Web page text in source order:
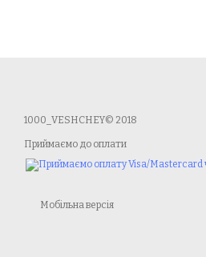
1000_VESHCHEY© 2018
Приймаємо до оплати
Мобільна версія